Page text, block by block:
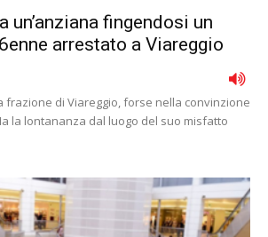
un’anziana fingendosi un
arrestato a Viareggio
frazione di Viareggio, forse nella convinzione
la lontananza dal luogo del suo misfatto